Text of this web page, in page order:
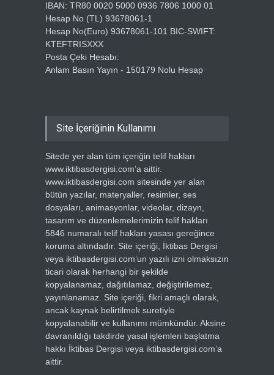
IBAN: TR80 0020 5000 0936 7806 1000 01
Hesap No (TL) 93678061-1
Hesap No(Euro) 93678061-101 BIC-SWIFT:
KTEFTRISXXX
Posta Çeki Hesabı:
Anlam Basın Yayın - 150179 Nolu Hesap
Site İçeriğinin Kullanımı
Sitede yer alan tüm içeriğin telif hakları
www.iktibasdergisi.com’a aittir.
www.iktibasdergisi.com sitesinde yer alan
bütün yazılar, materyaller, resimler, ses
dosyaları, animasyonlar, videolar, dizayn,
tasarım ve düzenlemelerimizin telif hakları
5846 numaralı telif hakları yasası gereğince
koruma altındadır. Site içeriği, İktibas Dergisi
veya iktibasdergisi.com’un yazılı izni olmaksızın
ticari olarak herhangi bir şekilde
kopyalanamaz, dağıtılamaz, değiştirilemez,
yayınlanamaz. Site içeriği, fikri amaçlı olarak,
ancak kaynak belirtilmek suretiyle
kopyalanabilir ve kullanımı mümkündür. Aksine
davranıldığı takdirde yasal işlemleri başlatma
hakkı İktibas Dergisi veya iktibasdergisi.com’a
aittir.